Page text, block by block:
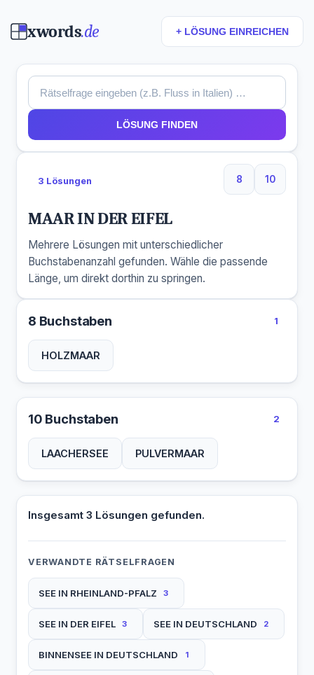
xwords.de + LÖSUNG EINREICHEN
LÖSUNG FINDEN
3 Lösungen 8
8 Buchstaben
10
10
MAAR IN DER EIFEL
Mehrere Lösungen mit unterschiedlicher
Buchstabenanzahl gefunden. Wähle die passende
Länge, um direkt dorthin zu springen.
8 Buchstaben 1
HOLZMAAR
10 Buchstaben 2
LAACHERSEE PULVERMAAR
Insgesamt 3 Lösungen gefunden.
VERWANDTE RÄTSELFRAGEN
SEE IN RHEINLAND-PFALZ 3
SEE IN DER EIFEL 3 SEE IN DEUTSCHLAND 2
BINNENSEE IN DEUTSCHLAND 1